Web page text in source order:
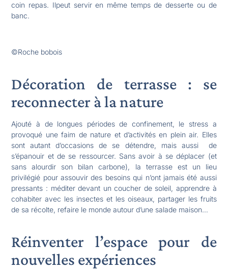
coin repas. Ilpeut servir en même temps de desserte ou de
banc.
©Roche bobois
Décoration de terrasse : se
reconnecter à la nature
Ajouté à de longues périodes de confinement, le stress a
provoqué une faim de nature et d’activités en plein air. Elles
sont autant d’occasions de se détendre, mais aussi de
s’épanouir et de se ressourcer. Sans avoir à se déplacer (et
sans alourdir son bilan carbone), la terrasse est un lieu
privilégié pour assouvir des besoins qui n’ont jamais été aussi
pressants : méditer devant un coucher de soleil, apprendre à
cohabiter avec les insectes et les oiseaux, partager les fruits
de sa récolte, refaire le monde autour d’une salade maison…
Réinventer l’espace pour de
nouvelles expériences